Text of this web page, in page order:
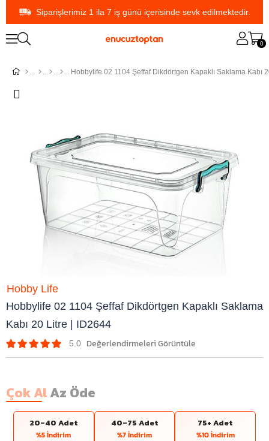
Siparişlerimiz 1 ila 7 iş günü içerisinde sevk edilmektedir.
0
Hobbylife 02 1104 Şeffaf Dikdörtgen Kapaklı Saklama
Kabı 20 Litre | ID2644
5.0
Hobby Life
Çok AlAz Öde
20–40 Adet
%5 İndirim
40–75 Adet
%7 İndirim
75+ Adet
%10 İndirim